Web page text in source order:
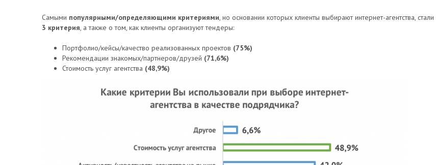
Самыми популярными/определяющими критериями, но основании которых клиенты выбирают интернет-агентства, стали
3 критерия, а также о том, как клиенты организуют тендеры:
Портфолио/кейсы/качество реализованных проектов (75%)
Рекомендации знакомых/партнеров/друзей (71,6%)
Стоимость услуг агентства (48,9%)